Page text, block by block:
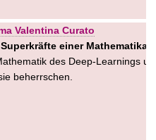
Valentina Curato
einer
des Deep-Learnings
beherrschen.